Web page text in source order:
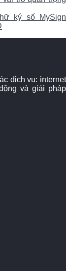
ký số MySign
dịch vụ: internet
và giải pháp